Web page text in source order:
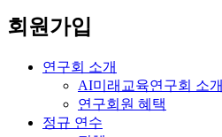
회원가입
연구회 소개
AI미래교육연구회 소개
연구회원 혜택
정규 연수